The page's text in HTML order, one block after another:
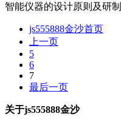
智能仪器的设计原则及研制
js555888金沙首页
上一页
5
6
7
最后一页
关于js555888金沙